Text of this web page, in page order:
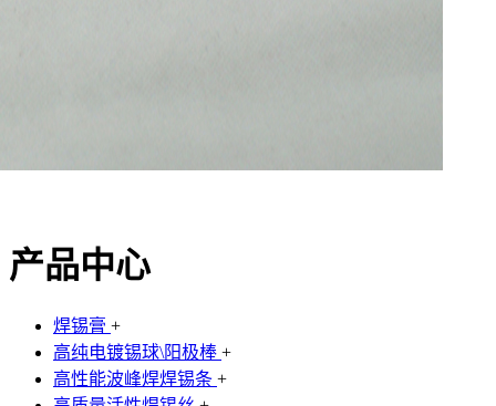
产品中心
焊锡膏 +
高纯电镀锡球\阳极棒 +
高性能波峰焊焊锡条 +